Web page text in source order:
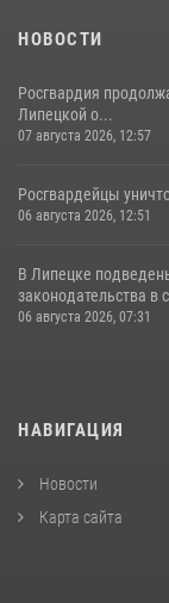
НОВОСТИ
Росгвардия
Липецкой о...
07 августа 2026, 12:57
Росгвардейцы
06 августа 2026, 12:51
В Липецке
законодательства в
06 августа 2026, 07:31
НАВИГАЦИЯ
Новости
Карта сайта